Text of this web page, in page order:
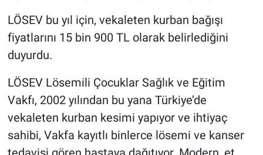
LÖSEV bu yıl için, vekaleten kurban bağışı
fiyatlarını 15 bin 900 TL olarak belirlediğini
duyurdu.
LÖSEV Lösemili Çocuklar Sağlık ve Eğitim
Vakfı, 2002 yılından bu yana Türkiye’de
vekaleten kurban kesimi yapıyor ve ihtiyaç
sahibi, Vakfa kayıtlı binlerce lösemi ve kanser
Yerel
Genel
Asayiş
Kültür - Sanat
Politika